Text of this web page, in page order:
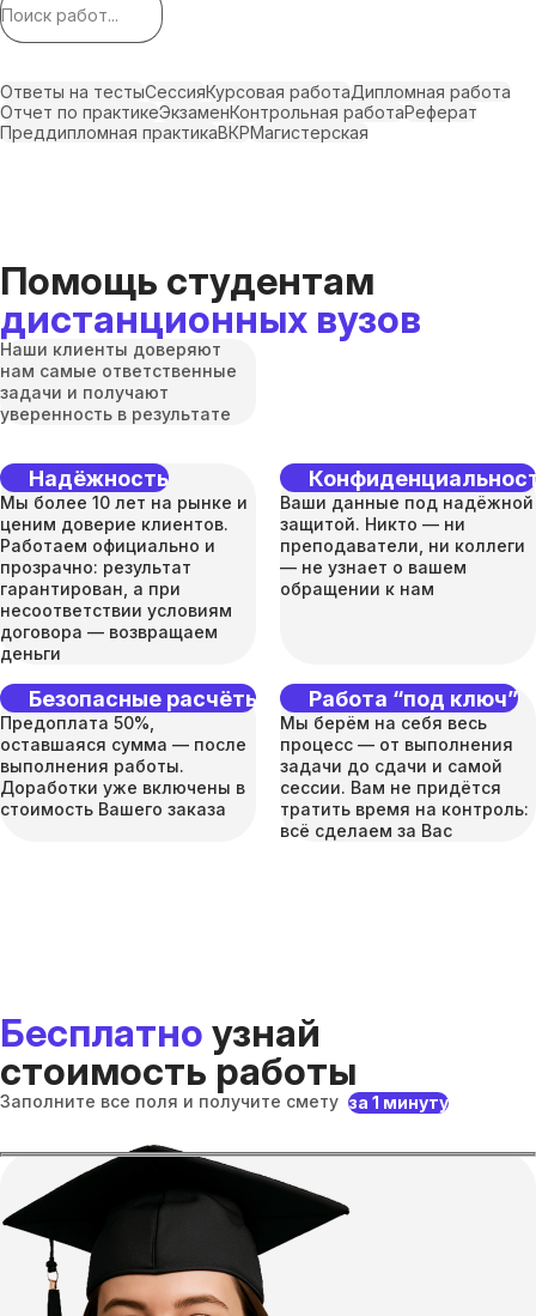
Ответы на тестыСессияКурсовая работаДипломная работа
Отчет по практикеЭкзаменКонтрольная работаРеферат
Преддипломная практикаВКРМагистерская
Помощь студентам
дистанционных вузов
Наши клиенты доверяют
нам самые ответственные
задачи и получают
уверенность в результате
Надёжность
Мы более 10 лет на рынке и
ценим доверие клиентов.
Работаем официально и
прозрачно: результат
гарантирован, а при
несоответствии условиям
договора — возвращаем
деньги
Ваши данные под надёжной
защитой. Никто — ни
преподаватели, ни коллеги
— не узнает о вашем
обращении к нам
Безопасные расчёты
Предоплата 50%,
оставшаяся сумма — после
выполнения работы.
Доработки уже включены в
стоимость Вашего заказа
Работа “под ключ”
Мы берём на себя весь
процесс — от выполнения
задачи до сдачи и самой
сессии. Вам не придётся
тратить время на контроль:
всё сделаем за Вас
Бесплатно узнай
стоимость работы
Заполните все поля и получите смету за 1 минуту